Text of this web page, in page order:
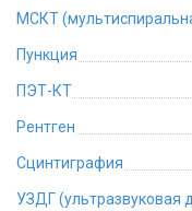
МСКТ
Пункция
ПЭТ-КТ
Рентген
Сцинтиграфия
УЗДГ (ультразвуковая